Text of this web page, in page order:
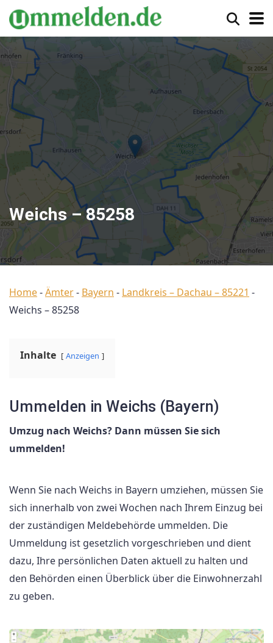
Weichs – 85258
Home-Ämter- Bayern - Landkreis – Dachau – 85221 -
Weichs – 85258
Inhalte Anzeigen
Ummelden in Weichs (Bayern)
Umzug nach Weichs? Dann müssen Sie sich
ummelden!
Wenn Sie nach Weichs in Bayern umziehen, müssen Sie
sich innerhalb von zwei Wochen nach Ihrem Einzug bei
der zuständigen Meldebehörde ummelden. Die
Ummeldung ist gesetzlich vorgeschrieben und dient
dazu, Ihre persönlichen Daten aktuell zu halten und
den Behörden einen Überblick über die Einwohnerzahl
zu geben.